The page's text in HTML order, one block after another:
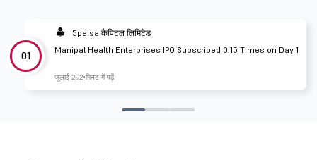
01
5paisa कैपिटल लिमिटेड
Manipal Health Enterprises IPO Subscribed 0.15 Times on Day 1
जुलाई 292 मिनट में पढ़ें